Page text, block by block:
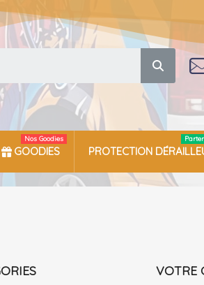
GOODIES
Nos Goodies
PROTECTION
VOTRE